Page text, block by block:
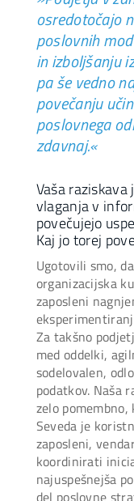
osredotočajo
poslovnih
in izboljšanju
pa še vedno
povečanju
poslovnega
zdavnaj.«
Vaša
vlaganja v
povečujejo
Kaj jo torej
Ugotovili smo,
organizacijska
zaposleni
Za takšno
med oddelki,
sodelovalen,
podatkov. Naša
zelo
Seveda je
zaposleni,
koordinirati
najuspešnejša